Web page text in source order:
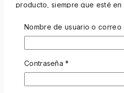
producto, siempre que esté en
defectuosos), y a recibir el
los gastos de envío pagados.
conformidad con la Directiva
los derechos de los
Nombre de usuario o correo
Contraseña*